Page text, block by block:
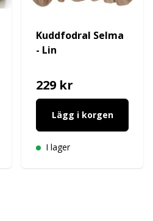
Kuddfodral Selma
- Lin
229 kr
Lägg i korgen
I lager